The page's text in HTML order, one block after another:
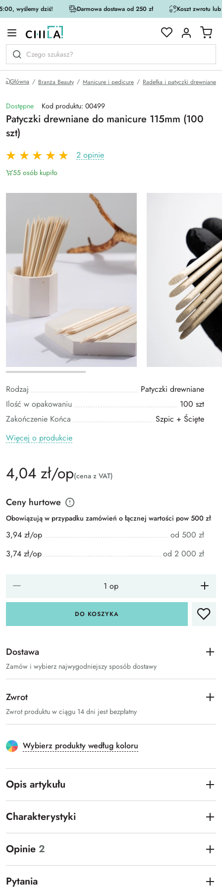
wyślemy dziś! Darmowa dostawa od 250 zł Koszt zwrotu
Główna Branża Beauty Manicure i pedicure Radełka i patyczki drewniane
Dostępne Kod produktu: 00499
Patyczki drewniane do manicure 115mm (100
szt)
2 opinie
55 osób kupiło
Rodzaj
Patyczki drewniane
Ilość w opakowaniu
100 szt
Zakończenie Końca
Szpic + Ścięte
Więcej o produkcie
4,04 zł/op(cena z VAT)
Ceny hurtowe
Obowiązują w przypadku zamówień o łącznej wartości pow 500 zł
3,94 zł/op
od 500 zł
3,74 zł/op
od 2 000 zł
DO KOSZYKA
Dostawa
Zamów i wybierz najwygodniejszy sposób dostawy
Zwrot
Zwrot produktu w ciągu 14 dni jest bezpłatny
Wybierz produkty według koloru
Opis artykułu
Charakterystyki
Opinie 2
Pytania